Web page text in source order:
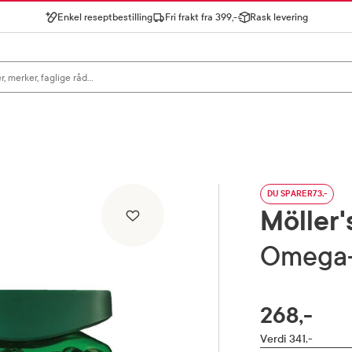
Enkel reseptbestilling Fri frakt fra 399,- Rask levering
DU SPARER73,-
268,-
Verdi 341,-